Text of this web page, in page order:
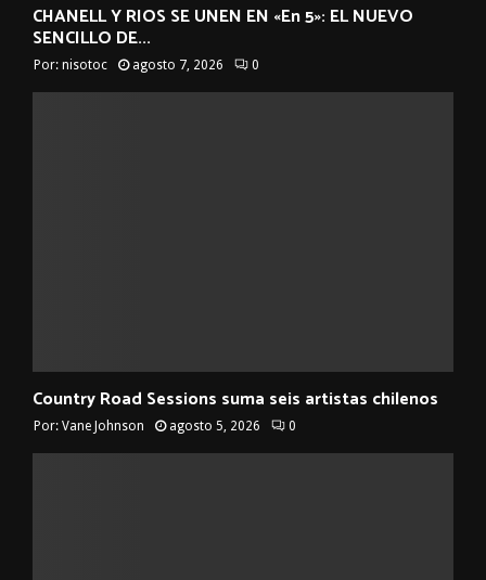
CHANELL Y RIOS SE UNEN EN «En 5»: EL NUEVO
SENCILLO DE...
Por: nisotoc agosto 7, 2026 0
Country Road Sessions suma seis artistas chilenos
Por: Vane Johnson agosto 5, 2026 0